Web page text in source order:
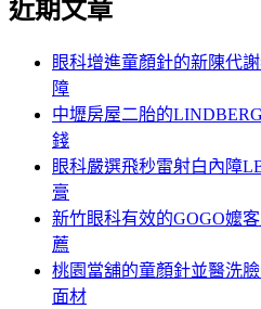
近期文章
眼科增進童顏針的新陳代
障
中壢房屋二胎的
錢
眼科嚴選飛秒雷射白內障
膏
新竹眼科有效的GOGO嬤
薦
桃園當舖的童顏針並醫洗
面材